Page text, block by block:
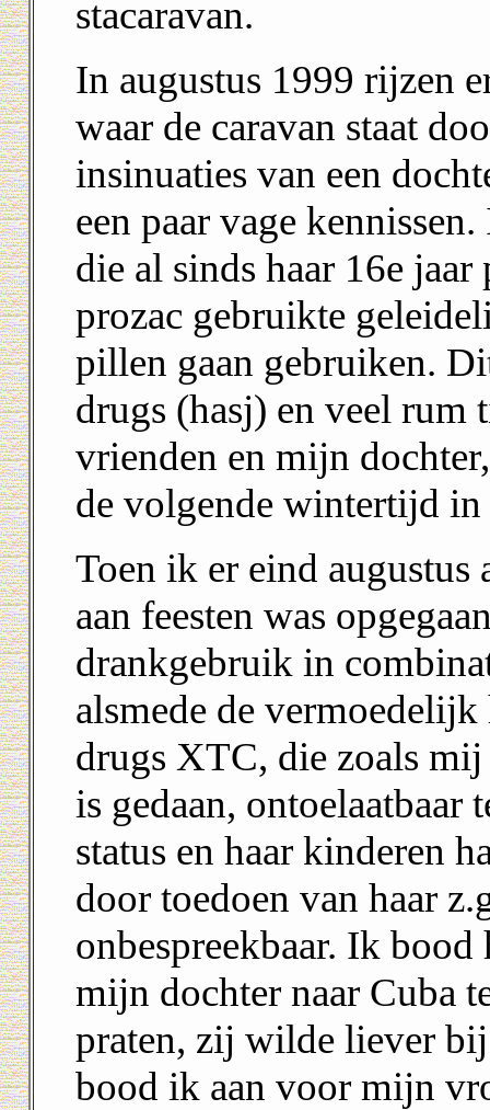
stacaravan.
In augustus 1999 rijzen
waar de caravan staat
insinuaties van een
een paar vage
die al sinds haar 16e
prozac gebruikte
pillen gaan gebruiken.
drugs (hasj) en veel rum
vrienden en mijn
de volgende wintertijd
Toen ik er eind augustus
aan feesten was
drankgebruik in
alsmede de
drugs XTC, die zoals
is gedaan, ontoelaatbaar
status en haar kinderen
door toedoen van haar
onbespreekbaar. Ik bood
mijn dochter naar Cuba
praten, zij wilde liever
bood ik aan voor mijn